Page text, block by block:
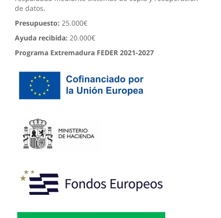
de datos.
Presupuesto: 25.000€
Ayuda recibida: 20.000€
Programa Extremadura FEDER 2021-2027